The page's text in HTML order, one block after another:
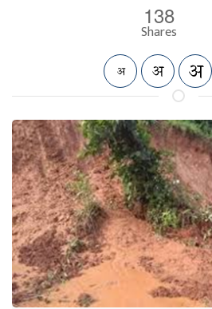
138
Shares